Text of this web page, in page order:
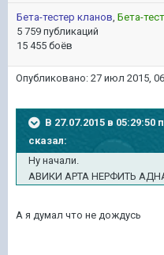
Бета-тестер кланов, Бета-
5 759 публикаций
15 455 боёв
Опубликовано: 27 июл 2015,
В 27.07.2015 в 05:29:50
сказал:
Ну начали.
АВИКИ АРТА НЕРФИТЬ
А я думал что не дождусь